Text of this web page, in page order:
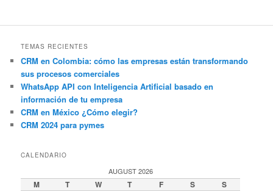
TEMAS RECIENTES
CRM en Colombia: cómo las empresas están transformando
sus procesos comerciales
WhatsApp API con Inteligencia Artificial basado en
información de tu empresa
CRM en México ¿Cómo elegir?
CRM 2024 para pymes
CALENDARIO
AUGUST 2026
M T W T F S S